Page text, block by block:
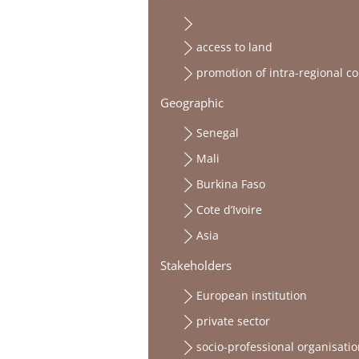
access to land
promotion of intra-regional
Geographic
Senegal
Mali
Burkina Faso
Cote d’Ivoire
Asia
Stakeholders
European institution
private sector
socio-professional